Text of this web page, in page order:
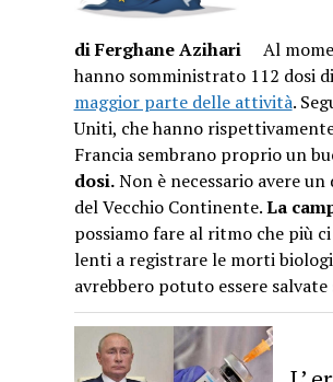
di Ferghane AzihariAl
hanno somministrato 112 dosi
maggior parte delle attività.
Uniti, che hanno
Francia sembrano proprio un
dosi.Non è necessario avere
del Vecchio Continente.La
possiamo fare al ritmo che più
lenti a registrare le morti
avrebbero potuto essere